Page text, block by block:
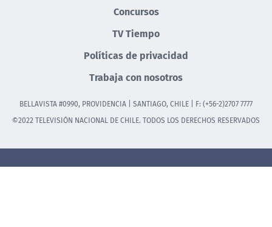
Concursos
TV Tiempo
Políticas de privacidad
Trabaja con nosotros
BELLAVISTA #0990, PROVIDENCIA | SANTIAGO, CHILE | F: (+56-2)2707 7777
©2022 TELEVISIÓN NACIONAL DE CHILE. TODOS LOS DERECHOS RESERVADOS